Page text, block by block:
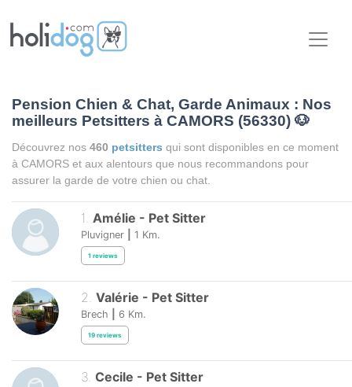
Pension Chien & Chat, Garde Animaux : Nos
meilleurs Petsitters à CAMORS (56330) 🐶
Découvrez nos 460 petsitters qui sont disponibles en ce moment
à CAMORS et aux alentours que nous recommandons pour
assurer la garde de votre chien ou chat.
1. Amélie - Pet Sitter
Pluvigner 1 Km.
1 reviews
2. Valérie - Pet Sitter
Brech 6 Km.
19 reviews
3. Cecile - Pet Sitter